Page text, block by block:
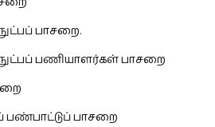
பாசறை.
பணியாளர்கள் பாசறை
பாசறை